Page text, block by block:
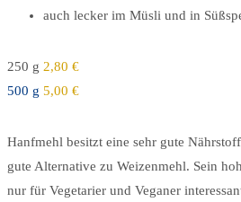
auch lecker im Müsli und in
250 g 2,80 €
500 g 5,00 €
Hanfmehl besitzt eine sehr gute
gute Alternative zu Weizenmehl. Sein
nur für Vegetarier und Veganer